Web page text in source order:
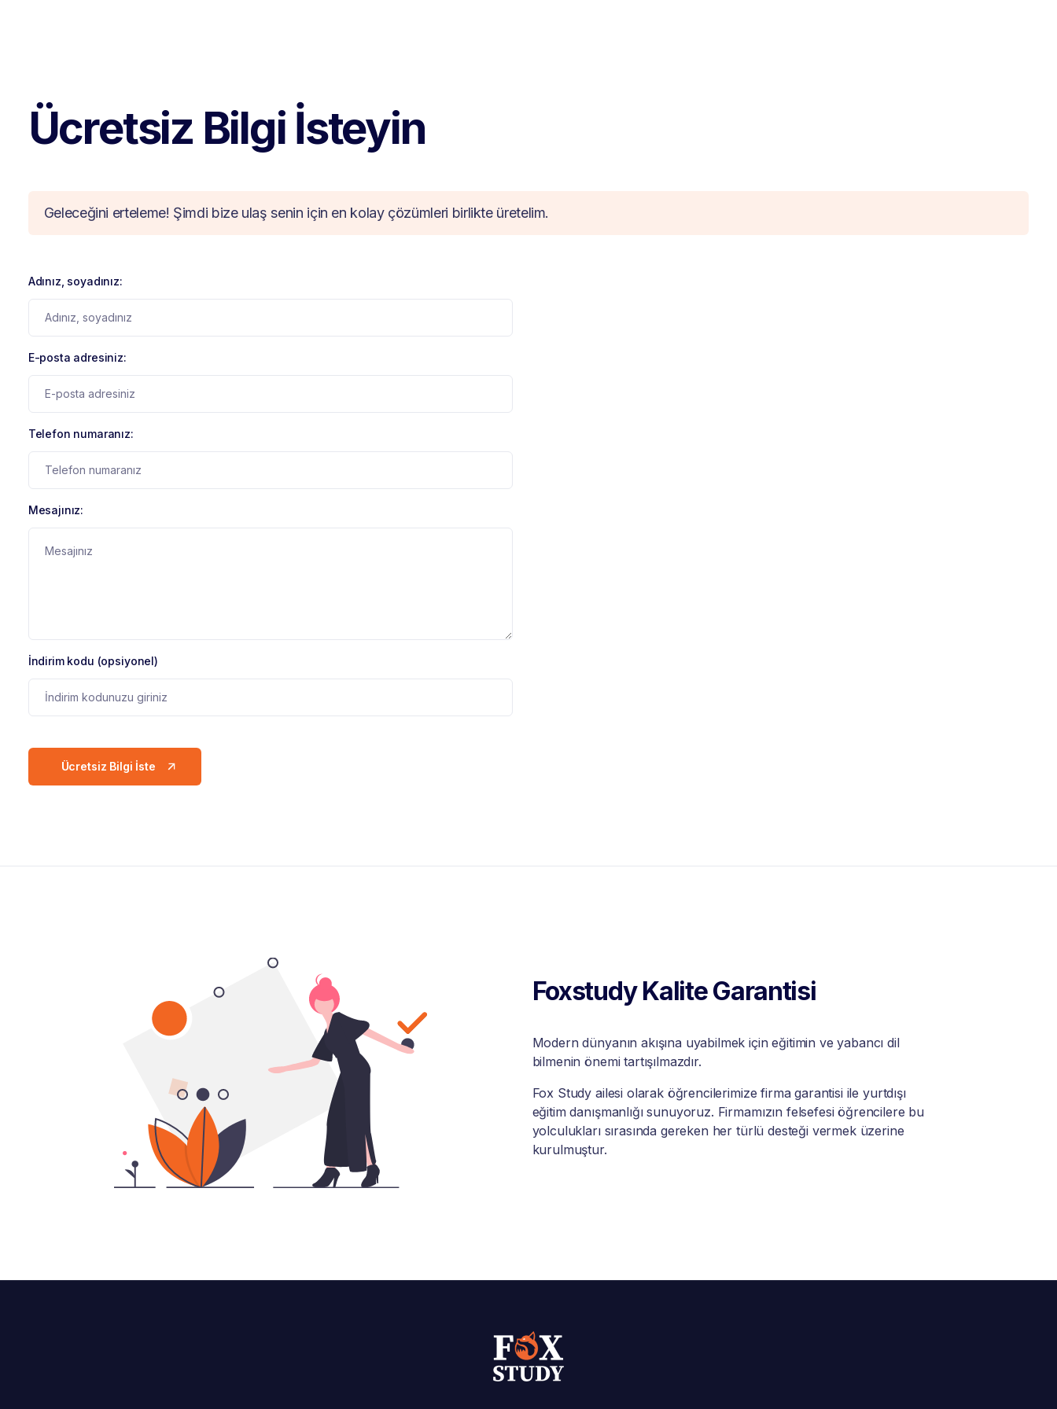
Ücretsiz Bilgi İsteyin
Geleceğini erteleme! Şimdi bize ulaş senin için en kolay çözümleri birlikte üretelim.
Adınız, soyadınız:
E-posta adresiniz:
Telefon numaranız:
Mesajınız:
İndirim kodu (opsiyonel)
Ücretsiz Bilgi İste
Foxstudy Kalite Garantisi
Modern dünyanın akışına uyabilmek için eğitimin ve yabancı dil
bilmenin önemi tartışılmazdır.
Fox Study ailesi olarak öğrencilerimize firma garantisi ile yurtdışı
eğitim danışmanlığı sunuyoruz. Firmamızın felsefesi öğrencilere bu
yolculukları sırasında gereken her türlü desteği vermek üzerine
kurulmuştur.